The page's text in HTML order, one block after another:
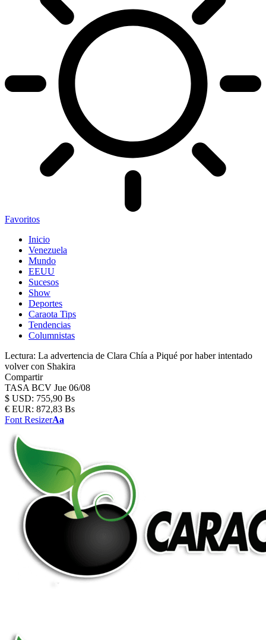
Favoritos
Inicio
Venezuela
Mundo
EEUU
Sucesos
Show
Deportes
Caraota Tips
Tendencias
Columnistas
Lectura: La advertencia de Clara Chía a Piqué por haber intentado
volver con Shakira
Compartir
TASA BCV Jue 06/08
$ USD: 755,90 Bs
€ EUR: 872,83 Bs
Font ResizerAa